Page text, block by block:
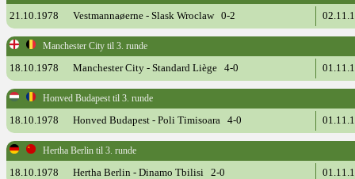
21.10.1978 Vestmannaøerne - Slask Wroclaw 0-2
Manchester City til 3. runde
18.10.1978 Manchester City - Standard Liège 4-0
Honved Budapest til 3. runde
18.10.1978 Honved Budapest - Poli Timisoara 4-0
Hertha Berlin til 3. runde
18.10.1978 Hertha Berlin - Dinamo Tbilisi 2-0